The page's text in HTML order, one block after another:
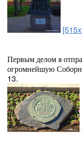
Первым делом я
огромнейшую
13.